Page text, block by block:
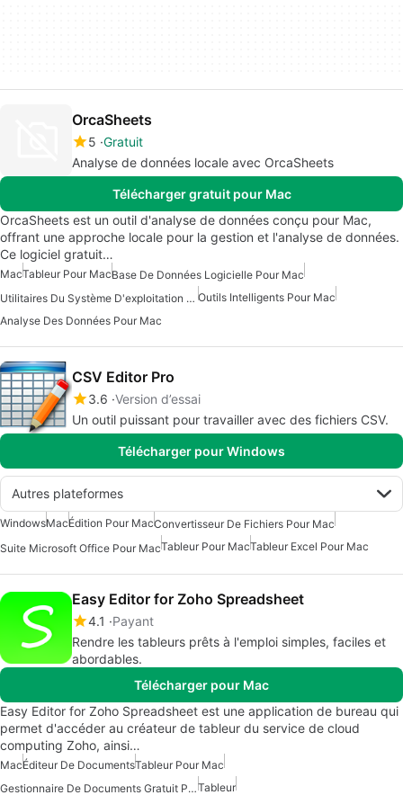
OrcaSheets
5 Gratuit
Analyse de données locale avec OrcaSheets
Télécharger gratuit pour Mac
OrcaSheets est un outil d'analyse de données conçu pour Mac,
offrant une approche locale pour la gestion et l'analyse de données.
Ce logiciel gratuit…
MacTableur Pour MacBase De Données Logicielle Pour Mac
Utilitaires Du Système D'exploitation Pour Mac Outils Intelligents Pour Mac
Analyse Des Données Pour Mac
CSV Editor Pro
3.6 Version d’essai
Un outil puissant pour travailler avec des fichiers CSV.
Télécharger pour Windows
Autres plateformes
WindowsMacÉdition Pour MacConvertisseur De Fichiers Pour Mac
Suite Microsoft Office Pour MacTableur Pour MacTableur Excel Pour Mac
Easy Editor for Zoho Spreadsheet
4.1
Payant
Rendre les tableurs prêts à l'emploi simples, faciles et
abordables.
Télécharger pour Mac
Easy Editor for Zoho Spreadsheet est une application de bureau qui
permet d'accéder au créateur de tableur du service de cloud
computing Zoho, ainsi…
MacÉditeur De DocumentsTableur Pour Mac
Gestionnaire De Documents Gratuit Pour MacTableur